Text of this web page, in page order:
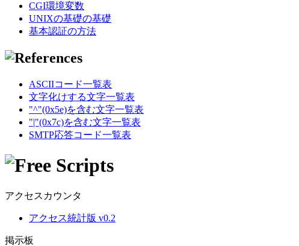
CGI環境変数
UNIXの基礎の基礎
基本認証の方法
ASCIIコード一覧表
文字化けする文字一覧表
"^"(0x5e)を含む文字一覧表
"|"(0x7c)を含む文字一覧表
SMTP応答コード一覧表
アクセスカウンタ
アクセス統計版 v0.2
掲示板